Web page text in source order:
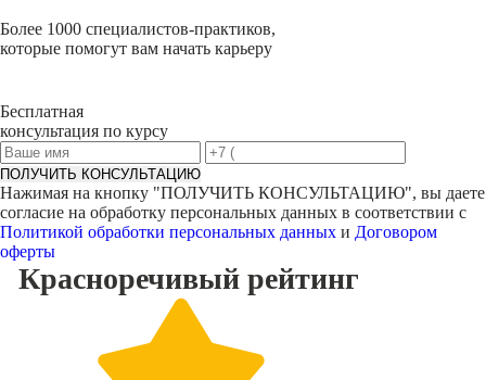
Более 1000 специалистов-практиков,
которые помогут вам начать карьеру
Бесплатная
консультация по курсу
ПОЛУЧИТЬ КОНСУЛЬТАЦИЮ
Нажимая на кнопку "ПОЛУЧИТЬ КОНСУЛЬТАЦИЮ", вы даете
согласие на обработку персональных данных в соответствии с
Политикой обработки персональных данных и Договором
оферты
Красноречивый рейтинг